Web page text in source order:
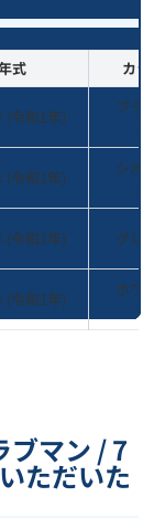
式 カラー
(令和1年)
ブラッ
系
(令和1年)
シルバ
系
(令和1年) グレー
(令和1年)
ホワイ
系
ブマン / 7
ただいた